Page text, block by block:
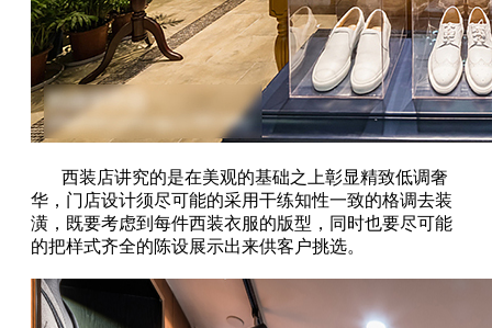
西装店讲究的是在美观的基础之上彰显精致低调奢
华，门店设计须尽可能的采用干练知性一致的格调去装
潢，既要考虑到每件西装衣服的版型，同时也要尽可能
的把样式齐全的陈设展示出来供客户挑选。